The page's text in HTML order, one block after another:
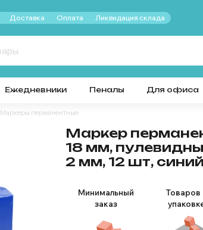
Доставка Оплата Ликвидация склада
Ежедневники Пеналы Для офиса
Маркеры перманентные
Маркер
18 мм,
2 мм, 12 шт, синий
Минимальный
заказ
Товаров